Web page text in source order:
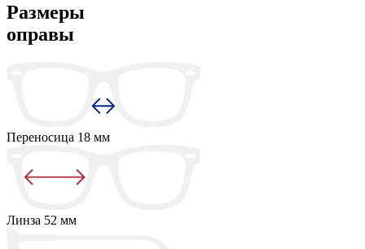
Размеры
оправы
Переносица 18 мм
Линза 52 мм